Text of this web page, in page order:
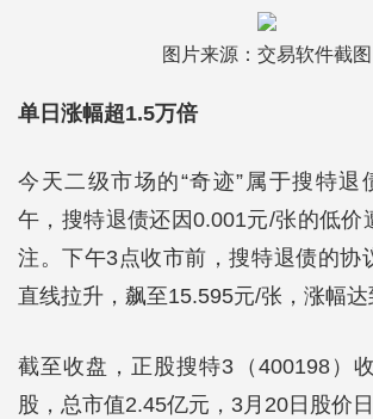
图片来源：交易软件截图
单日涨幅超1.5万倍
今天二级市场的“奇迹”属于搜特退
午，搜特退债还因0.001元/张的低价
注。下午3点收市前，搜特退债的协
直线拉升，飙至15.595元/张，涨幅达
截至收盘，正股搜特3（400198）
股，总市值2.45亿元，3月20日股价日